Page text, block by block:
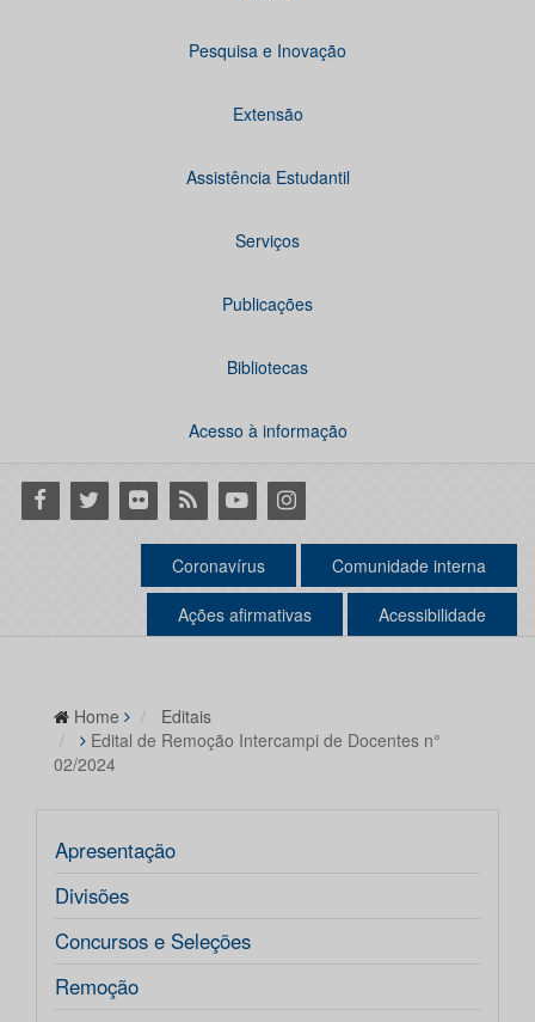
Pesquisa e Inovação
Extensão
Assistência Estudantil
Serviços
Publicações
Bibliotecas
Acesso à informação
Facebook
Twitter Flickr RSS YoutubeInstagram
Coronavírus Comunidade interna
Ações afirmativas Acessibilidade
Home
Editais
Edital de Remoção Intercampi de Docentes n°
02/2024
Apresentação
Divisões
Concursos e Seleções
Remoção